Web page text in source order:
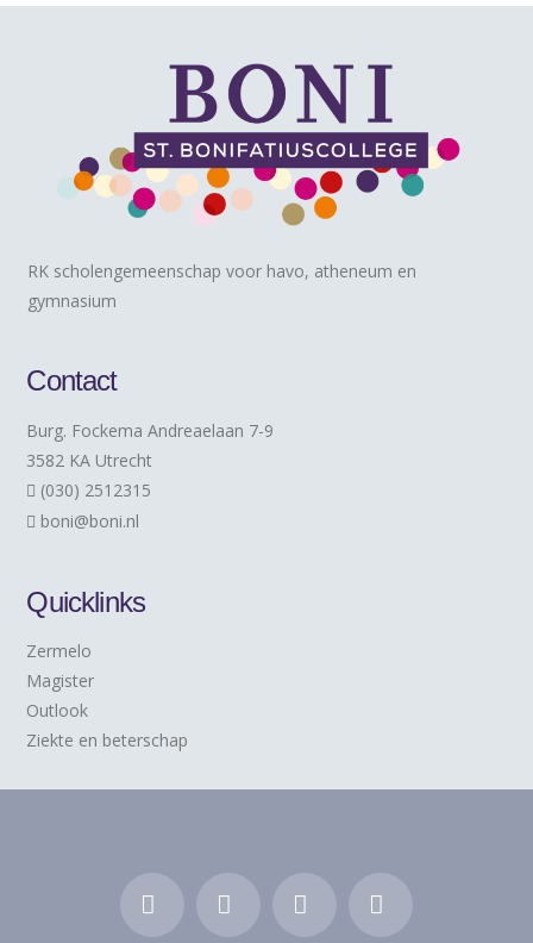
RK scholengemeenschap voor havo, atheneum en
gymnasium
Contact
Burg. Fockema Andreaelaan 7-9
3582 KA Utrecht
(030) 2512315
boni@boni.nl
Quicklinks
Zermelo
Magister
Outlook
Ziekte en beterschap